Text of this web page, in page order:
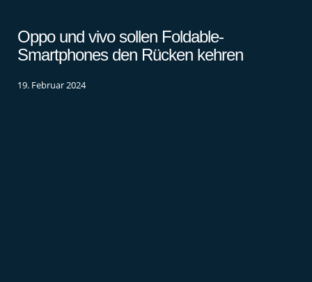
Oppo und vivo sollen Foldable-
Smartphones den Rücken kehren
19. Februar 2024